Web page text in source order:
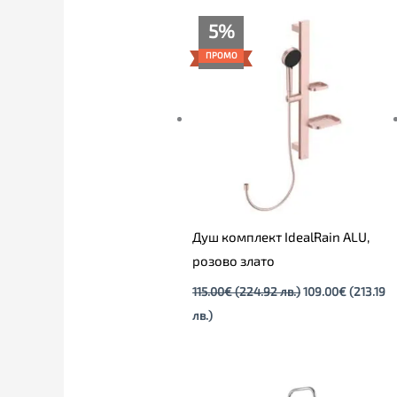
5%
ПРОМО
Душ комплект IdealRain ALU,
розово злато
115.00€(224.92 лв.)
Original
(224.92
109.00€(213.19
лв.)
Текущата
цена
е:
109.00€